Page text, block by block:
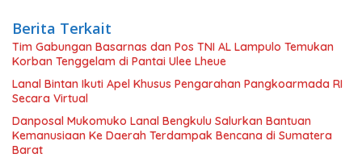
Berita Terkait
Tim Gabungan Basarnas dan Pos TNI AL Lampulo Temukan
Korban Tenggelam di Pantai Ulee Lheue
Lanal Bintan Ikuti Apel Khusus Pengarahan Pangkoarmada RI
Secara Virtual
Danposal Mukomuko Lanal Bengkulu Salurkan Bantuan
Kemanusiaan Ke Daerah Terdampak Bencana di Sumatera
Barat